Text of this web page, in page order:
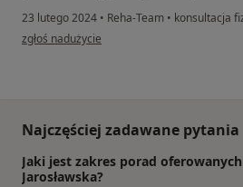
23 lutego 2024 • Reha-Team • konsultacja
w opinii użytkownika evavictoria
zgłoś nadużycie
Najczęściej zadawane pytania
Jaki jest zakres porad
Jarosławska?